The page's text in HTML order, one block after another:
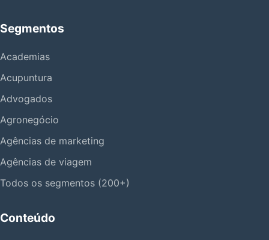
Segmentos
Academias
Acupuntura
Advogados
Agronegócio
Agências de marketing
Agências de viagem
Todos os segmentos (200+)
Conteúdo